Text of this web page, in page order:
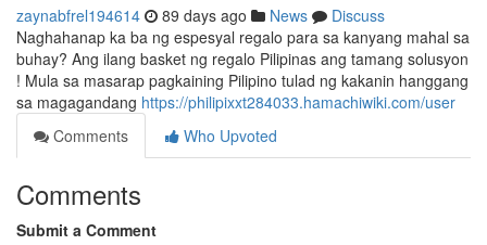
zaynabfrel194614 89 days ago News
Discuss
Naghahanap ka ba ng espesyal regalo para sa kanyang mahal sa
buhay? Ang ilang basket ng regalo Pilipinas ang tamang solusyon
! Mula sa masarap pagkaining Pilipino tulad ng kakanin hanggang
sa magagandang https://philipixxt284033.hamachiwiki.com/user
Comments
Who Upvoted
Comments
Submit a Comment